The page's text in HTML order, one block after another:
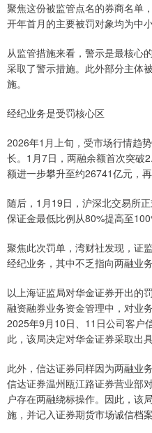
聚焦这份被监管点名的券商名单
开年首月的主要被罚对象均为中小
从监管措施来看，警示是最核心
采取了警示措施。此外部分主体
施。
经纪业务是受罚核心区
2026年1月上旬，受市场行情趋
长。1月7日，两融余额首次突破
额进一步攀升至约26741亿元，再
随后，1月19日，沪深北交易所
保证金最低比例从80%提高至
聚焦此次罚单，湾财社发现，证
经纪业务，其中不乏指向两融业
以上海证监局对华金证券开出的
融资融券业务资金管理中，对业
2025年9月10日、11日公司客户
此，该局决定对华金证券采取出
此外，信达证券同样因为两融业
信达证券温州瓯江路证券营业部
户存在两融绕标操作。因此，该
施，并记入证券期货市场诚信档案